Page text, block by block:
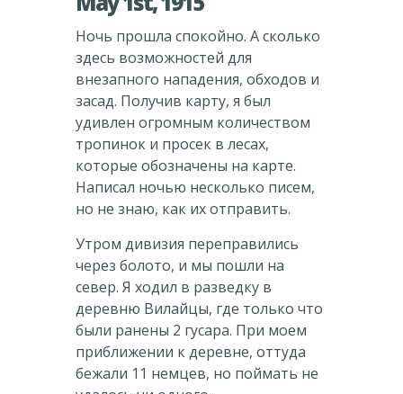
Ночь прошла спокойно. А сколько
здесь возможностей для
внезапного нападения, обходов и
засад. Получив карту, я был
удивлен огромным количеством
тропинок и просек в лесах,
которые обозначены на карте.
Написал ночью несколько писем,
но не знаю, как их отправить.
Утром дивизия переправились
через болото, и мы пошли на
север. Я ходил в разведку в
деревню Вилайцы, где только что
были ранены 2 гусара. При моем
приближении к деревне, оттуда
бежали 11 немцев, но поймать не